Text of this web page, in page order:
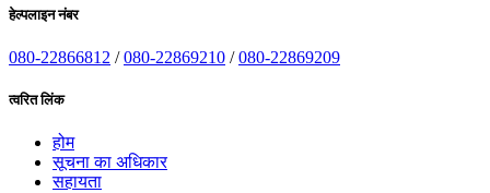
हेल्पलाइन नंबर
080-22866812 /080-22869210 /080-22869209
त्वरित लिंक
होम
सूचना का अधिकार
सहायता